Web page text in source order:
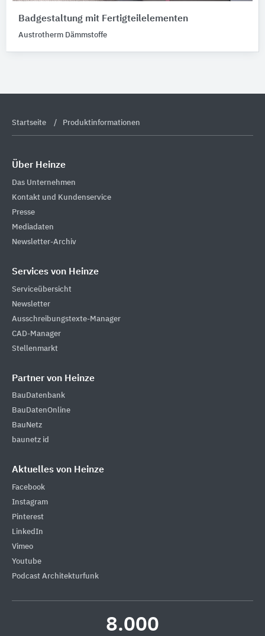
Badgestaltung mit Fertigteilelementen
Austrotherm Dämmstoffe
Startseite Produktinformationen
Über Heinze
Das Unternehmen
Kontakt und Kundenservice
Presse
Mediadaten
Newsletter-Archiv
Services von Heinze
Serviceübersicht
Newsletter
Ausschreibungstexte-Manager
CAD-Manager
Stellenmarkt
Partner von Heinze
BauDatenbank
BauDatenOnline
BauNetz
baunetz id
Aktuelles von Heinze
Facebook
Instagram
Pinterest
LinkedIn
Vimeo
Youtube
Podcast Architekturfunk
8.000